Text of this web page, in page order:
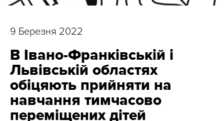
9 Березня 2022
В Івано-Франківській і
Львівській областях
обіцяють прийняти на
навчання тимчасово
переміщених дітей